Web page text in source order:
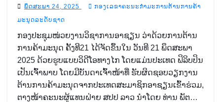
ພຶດສະພາ 24, 2025
ກອງເລຂາຄະນະກຳມະການຕ້ານການຄ້າ
ມະນຸດລະດັບຊາດ
ກອງປະຊຸມໜ່ວຍງານວິຊາການອາຊຽນ ວ່າດ້ວຍການຕ້ານ
ການຄ້າມະນຸດ ຄັ້ງທີ21 ໄດ້ຈັດຂຶ້ນໃນ ວັນທີ 21 ພຶດສະພາ
2025 ດ້ວຍຮູບແບບວິດີໂອທາງໄກ ໂດຍແມ່ນປະເທດ ຟິລິບປິນ
ເປັນເຈົ້າພາບ ໂດຍມີບັນດາເຈົ້າໜ້າທີ່ ຮັບຜິດຊອບວຽກງານ
ຕ້ານການຄ້າມະນຸດຈາກປະເທດສະມາຊິກອາຊຽນເຂົ້າຮ່ວມ,
ຕາງໜ້າຄະນະຜູ້ແທນຝ່າຍ ສປປ ລາວ ນຳໂດຍ ທ່ານ ພັຕ…